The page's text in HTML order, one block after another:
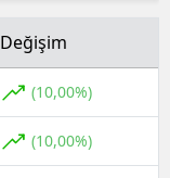
Değişim
(10,00%)
(10,00%)